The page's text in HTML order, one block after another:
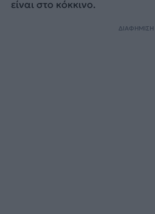
είναι στο κόκκινο.
ΔΙΑΦΗΜΙΣΗ